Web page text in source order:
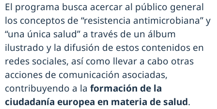
El programa busca acercar al público general
los conceptos de “resistencia antimicrobiana” y
“una única salud” a través de un álbum
ilustrado y la difusión de estos contenidos en
redes sociales, así como llevar a cabo otras
acciones de comunicación asociadas,
contribuyendo a la formación de la
ciudadanía europea en materia de salud.